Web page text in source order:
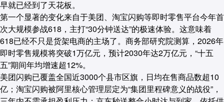
早就已经到了天花板。
第一个显著的变化来自于美团、淘宝闪购等即时零售平台今年首
次大规模参战618，主打“30分钟送达”的极速体验。这意味着
618已经不只是货架电商的主场了。商务部研究院测算，2026年
即时零售规模将突破1万亿元，预计2030年达2万亿元，“十五
五”期间年均增速超12%。
美团闪购已覆盖全国近3000个县市区旗，日均在售商品数超10
亿；淘宝闪购被阿里核心管理层定为“集团里程碑意义的战役”，